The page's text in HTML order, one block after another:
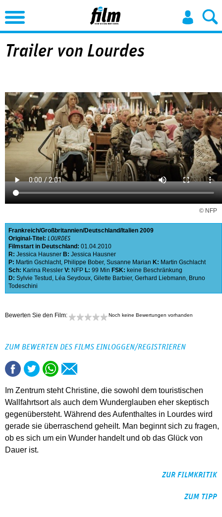
Jump to Navigation
Trailer von Lourdes
© NFP
Frankreich Großbritannien Deutschland Italien 2009
Original-Titel: LOURDES
Filmstart in Deutschland: 01.04.2010
R: Jessica Hausner B: Jessica Hausner
P: Martin Gschlacht, Philippe Bober, Susanne Marian K: Martin Gschlacht
Sch: Karina Ressler V: NFP L: 99 Min FSK: keine Beschränkung
D: Sylvie Testud , Léa Seydoux, Gilette Barbier, Gerhard Liebmann, Bruno
Todeschini
Bewerten Sie den Film: Noch keine Bewertungen vorhanden
ZUM BEWERTEN DES FILMS EINLOGGEN/REGISTRIEREN
Im Zentrum steht Christine, die sowohl dem touristischen
Wallfahrtsort als auch dem Wunderglauben eher skeptisch
gegenübersteht. Während des Aufenthaltes in Lourdes wird
gerade sie überraschend geheilt. Man beginnt sich zu fragen,
ob es sich um ein Wunder handelt und ob das Glück von
Dauer ist.
ZUR FILMKRITIK
ZUM TIPP